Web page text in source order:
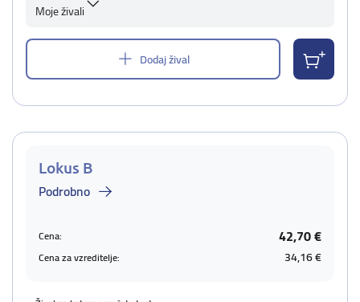
Moje živali
Dodaj žival
Lokus B
Podrobno
Cena: 42,70 €
Cena za vzreditelje: 34,16 €